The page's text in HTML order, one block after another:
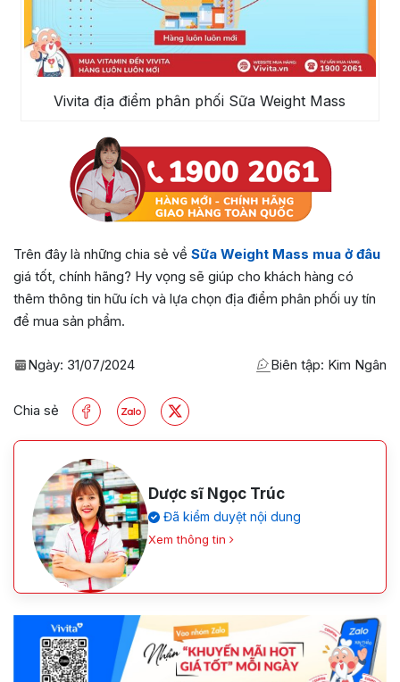
Vivita địa điểm phân phối Sữa Weight Mass
Trên đây là những chia sẻ về Sữa Weight Mass mua ở đâu
giá tốt, chính hãng? Hy vọng sẽ giúp cho khách hàng có
thêm thông tin hữu ích và lựa chọn địa điểm phân phối uy tín
để mua sản phẩm.
Ngày: 31/07/2024 Biên tập: Kim Ngân
Chia sẻ
Dược sĩ Ngọc Trúc
Đã kiểm duyệt nội dung
Xem thông tin